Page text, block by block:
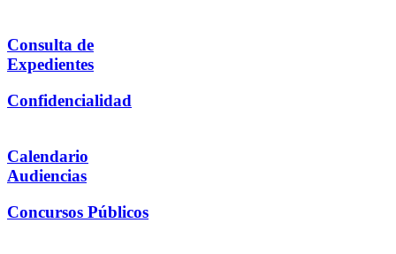
Consulta de
Expedientes
Confidencialidad
Calendario
Audiencias
Concursos Públicos